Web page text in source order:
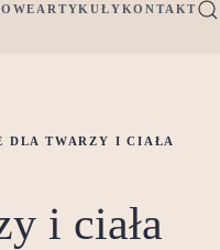
ARTYKUŁYKONTAKT
DLA TWARZY I CIAŁA
i ciała